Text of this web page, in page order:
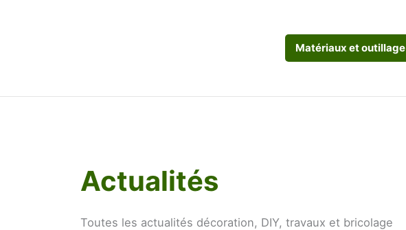
Matériaux et outillage
Actualités
Toutes les actualités décoration, DIY, travaux et bricolage